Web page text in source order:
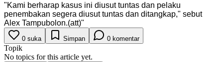
"Kami berharap kasus ini diusut tuntas dan pelaku
penembakan segera diusut tuntas dan ditangkap," sebut
Alex Tampubolon.(att)"
0 suka Simpan 0 komentar
Topik
No topics for this article yet.